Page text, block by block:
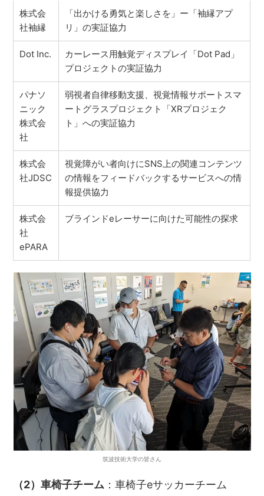
株式会
社袖縁
「出かける勇気と楽しさを」ー「袖縁アプ
リ」の実証協力
Dot Inc.
カーレース用触覚ディスプレイ「Dot Pad」
プロジェクトの実証協力
パナソ
ニック
株式会
社
弱視者自律移動支援、視覚情報サポートスマ
ートグラスプロジェクト「XRプロジェク
ト」への実証協力
株式会
社JDSC
視覚障がい者向けにSNS上の関連コンテンツ
の情報をフィードバックするサービスへの情
報提供協力
株式会
社
ePARA
ブラインドeレーサーに向けた可能性の探求
筑波技術大学の皆さん
（2）車椅子チーム ：車椅子eサッカーチーム